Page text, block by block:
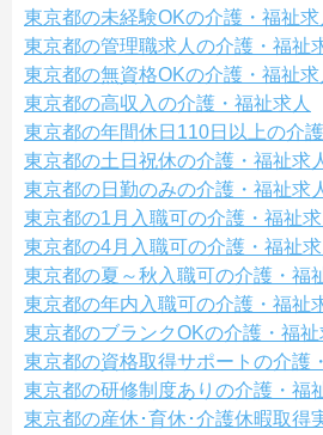
東京都の未経験OKの介護・福祉求
東京都の管理職求人の介護・福祉
東京都の無資格OKの介護・福祉求
東京都の高収入の介護・福祉求人
東京都の年間休日110日以上の介
東京都の土日祝休の介護・福祉求
東京都の日勤のみの介護・福祉求
東京都の1月入職可の介護・福祉求
東京都の4月入職可の介護・福祉求
東京都の夏～秋入職可の介護・福
東京都の年内入職可の介護・福祉
東京都のブランクOKの介護・福祉
東京都の資格取得サポートの介護
東京都の研修制度ありの介護・福
東京都の産休･育休･介護休暇取得